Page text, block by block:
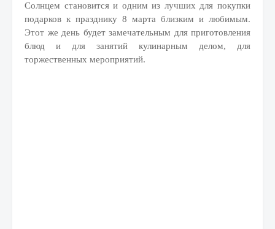
Солнцем становится и одним из лучших для покупки
подарков к празднику 8 марта близким и любимым.
Этот же день будет замечательным для приготовления
блюд и для занятий кулинарным делом, для
торжественных мероприятий.